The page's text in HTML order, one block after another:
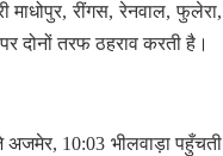
माधोपुर, रींगस, रेनवाल, फुलेरा,
दोनों तरफ ठहराव करती है।
10:03 भीलवाड़ा पहुँचती